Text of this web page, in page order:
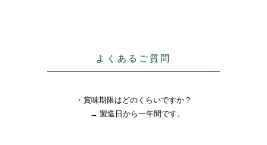
よくあるご質問
・賞味期限はどのくらいですか？
→ 製造日から一年間です。